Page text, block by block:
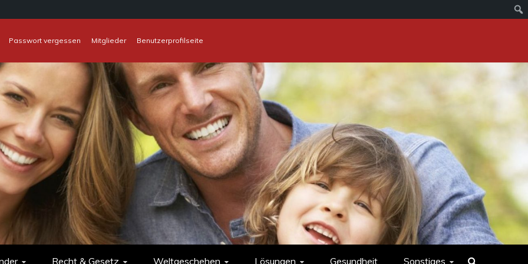
Passwort vergessen Mitglieder
Benutzerprofilseite
Recht & Gesetz Weltgeschehen Lösungen Gesundheit Sonstiges